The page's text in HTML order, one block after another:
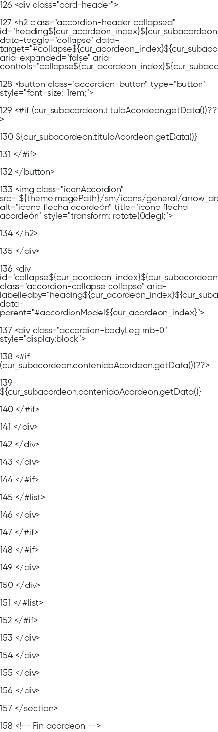
126 <div class="card-header">
127 <h2 class="accordion-header collapsed"
data-toggle="collapse" data-
aria-expanded="false" aria-
128 <button class="accordion-button" type="button"
style="font-size: 1rem;">
129 <#if (cur_subacordeon.tituloAcordeon.getData())??
>
130 ${cur_subacordeon.tituloAcordeon.getData()}
131 </#if>
132 </button>
133 <img class="iconAccordion"
src="${themeImagePath}/sm/icons/general/
alt="icono flecha acordeón" title="icono flecha
acordeón" style="transform: rotate(0deg);">
134 </h2>
135 </div>
136 <div
class="accordion-collapse collapse" aria-
data-
parent="#accordionModel${cur_acordeon_index}">
137 <div class="accordion-bodyLeg mb-0"
style="display:block">
138 <#if
(cur_subacordeon.contenidoAcordeon.getData())??>
139
${cur_subacordeon.contenidoAcordeon.getData()}
140 </#if>
141 </div>
142 </div>
143 </div>
144 </#if>
145 </#list>
146 </div>
147 </#if>
148 </#if>
149 </div>
150 </div>
151 </#list>
152 </#if>
153 </div>
154 </div>
155 </div>
156 </div>
157 </section>
158 <!-- Fin acordeon -->